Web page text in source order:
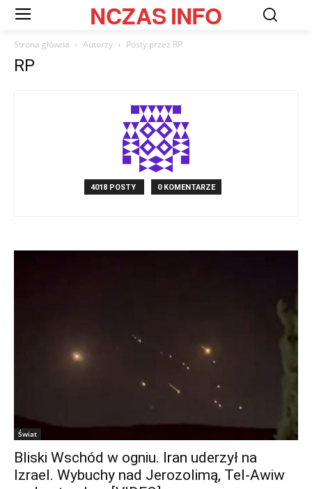
NCZASINFO
Strona główna Autorzy Posty przez RP
RP
4018 POSTY 0 KOMENTARZE
Świat
Bliski Wschód w ogniu. Iran uderzył na
Izrael. Wybuchy nad Jerozolimą, Tel-Awiw